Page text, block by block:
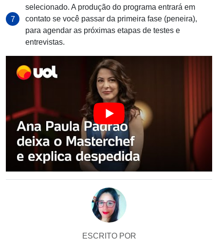
selecionado. A produção do programa entrará em
contato se você passar da primeira fase (peneira),
para agendar as próximas etapas de testes e
entrevistas.
ESCRITO POR